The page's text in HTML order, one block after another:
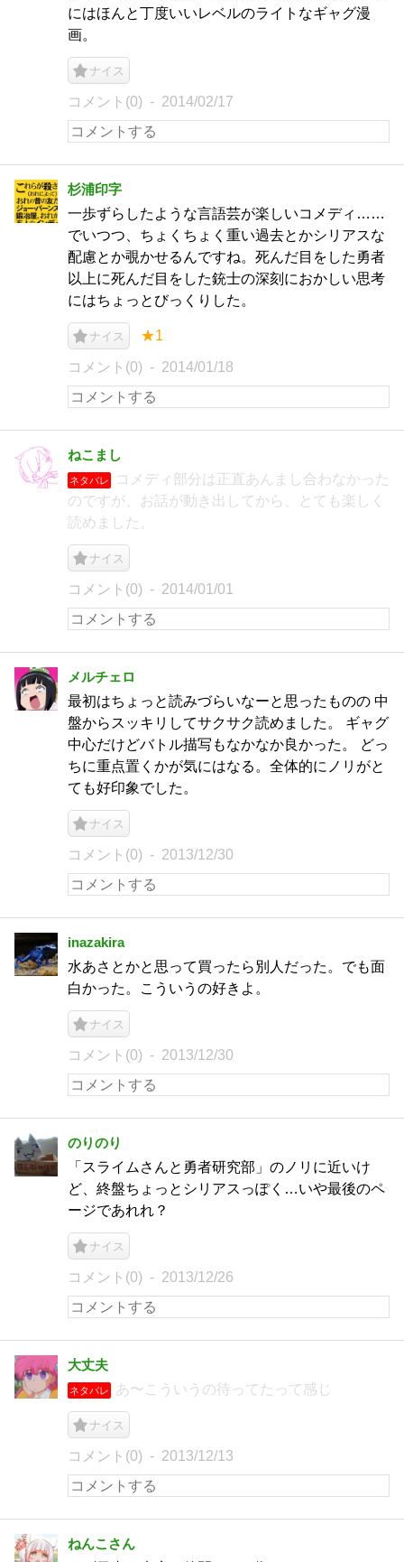
にはほんと丁度いいレベルのライトなギャグ漫
画。
ナイス
コメント(0) 2014/02/17
杉浦印字
一歩ずらしたような言語芸が楽しいコメディ……
でいつつ、ちょくちょく重い過去とかシリアスな
配慮とか覗かせるんですね。死んだ目をした勇者
以上に死んだ目をした銃士の深刻におかしい思考
にはちょっとびっくりした。
ナイス ★1
コメント(0) 2014/01/18
ねこまし
ネタバレ
コメディ部分は正直あんまし合わなかった
のですが、お話が動き出してから、とても楽しく
読めました。
ナイス
コメント(0) 2014/01/01
メルチェロ
最初はちょっと読みづらいなーと思ったものの 中
盤からスッキリしてサクサク読めました。 ギャグ
中心だけどバトル描写もなかなか良かった。 どっ
ちに重点置くかが気にはなる。全体的にノリがと
ても好印象でした。
ナイス
コメント(0) 2013/12/30
inazakira
水あさとかと思って買ったら別人だった。でも面
白かった。こういうの好きよ。
ナイス
コメント(0) 2013/12/30
のりのり
「スライムさんと勇者研究部」のノリに近いけ
ど、終盤ちょっとシリアスっぽく…いや最後のペ
ージであれれ？
ナイス
コメント(0) 2013/12/26
大丈夫
ネタバレ あ〜こういうの待ってたって感じ
ナイス
コメント(0) 2013/12/13
ねんこさん